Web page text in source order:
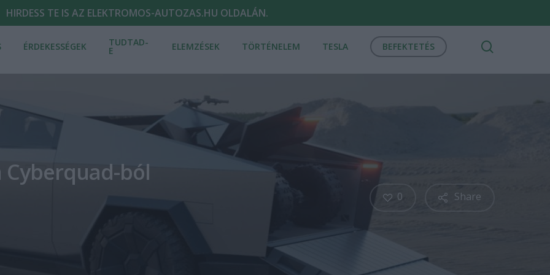
HIRDESS TE IS AZ ELEKTROMOS-AUTOZAS.HU OLDALÁN.
ÉRDEKESSÉGEK TUDTAD-
E ELEMZÉSEK TÖRTÉNELEM TESLA BEFEKTETÉS
Cyberquad-ból
Share
0